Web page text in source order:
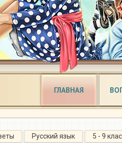
ГЛАВНАЯ
Русский язык 5 - 9